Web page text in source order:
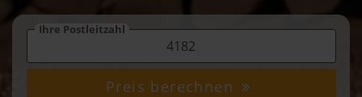
Ihre Postleitzahl
Preis berechnen